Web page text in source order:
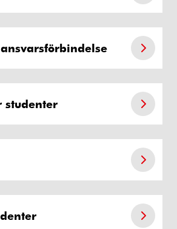
studenter